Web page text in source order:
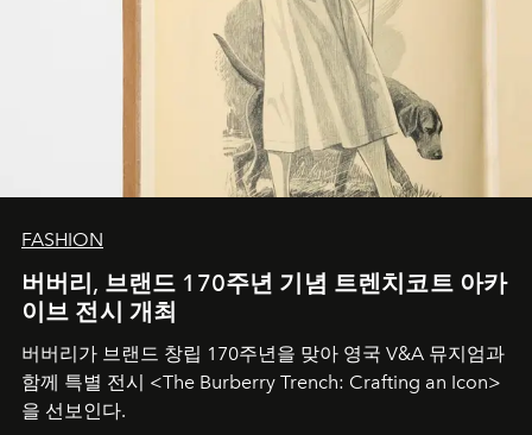
FASHION
버버리, 브랜드 170주년 기념 트렌치코트 아카
이브 전시 개최
버버리가 브랜드 창립 170주년을 맞아 영국 V&A 뮤지엄과
함께 특별 전시 <The Burberry Trench: Crafting an Icon>
을 선보인다.